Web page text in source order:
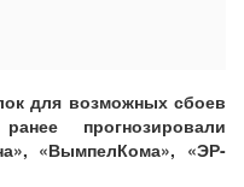
для возможных сбоев
прогнозировали
«ВымпелКома», «ЭР-